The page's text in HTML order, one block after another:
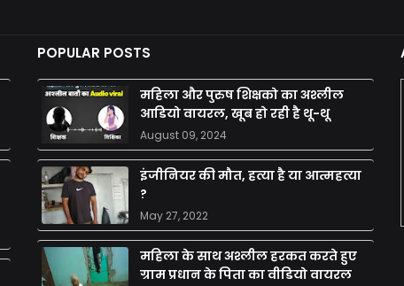
POPULAR POSTS
महिला और पुरुष शिक्षको का अश्लील
आडियो वायरल, खूब हो रही है थू-थू
August 09, 2024
इंजीनियर की मौत, हत्या है या आत्महत्या
?
May 27, 2022
महिला के साथ अश्लील हरकत करते हुए
ग्राम प्रधान के पिता का वीडियो वायरल